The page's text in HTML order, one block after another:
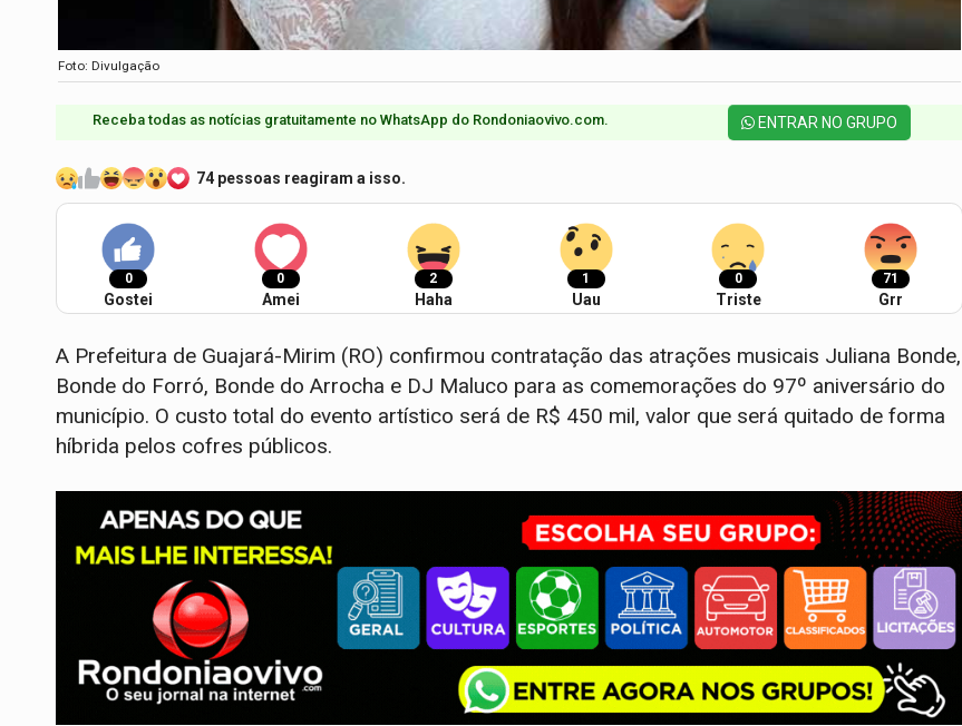
Foto: Divulgação
Receba todas as notícias gratuitamente no WhatsApp do Rondoniaovivo.com.​ ENTRAR NO GRUPO
74 pessoas reagiram a isso.
0
Gostei
0
Amei
2
Haha
1
Uau
0
Triste
71
Grr
A Prefeitura de Guajará-Mirim (RO) confirmou contratação das atrações musicais Juliana Bonde,
Bonde do Forró, Bonde do Arrocha e DJ Maluco para as comemorações do 97º aniversário do
município. O custo total do evento artístico será de R$ 450 mil, valor que será quitado de forma
híbrida pelos cofres públicos.